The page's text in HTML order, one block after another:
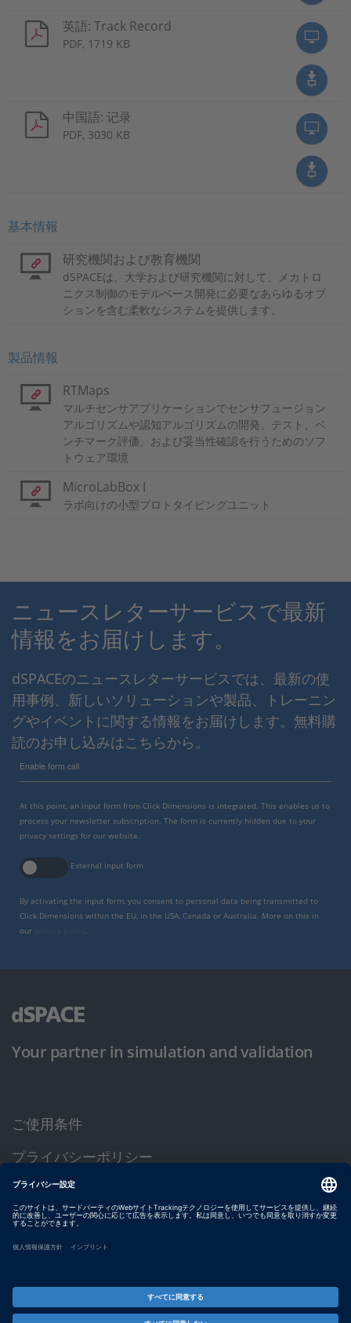
英語: Track Record
PDF, 1719 KB
中国語: 记录
PDF, 3030 KB
基本情報
研究機関および教育機関
dSPACEは、大学および研究機関に対して、メカトロ
ニクス制御のモデルベース開発に必要なあらゆるオプ
ションを含む柔軟なシステムを提供します。
製品情報
RTMaps
マルチセンサアプリケーションでセンサフュージョン
アルゴリズムや認知アルゴリズムの開発、テスト、ベ
ンチマーク評価、および妥当性確認を行うためのソフ
トウェア環境
MicroLabBox I
ラボ向けの小型プロトタイピングユニット
ニュースレターサービスで最新
情報をお届けします。
dSPACEのニュースレターサービスでは、最新の使
用事例、新しいソリューションや製品、トレーニン
グやイベントに関する情報をお届けします。無料購
読のお申し込みはこちらから。
Enable form call
At this point, an input form from Click Dimensions is integrated. This enables us to
process your newsletter subscription. The form is currently hidden due to your
privacy settings for our website.
External input form
By activating the input form, you consent to personal data being transmitted to
Click Dimensions within the EU, in the USA, Canada or Australia. More on this in
our
.
Your partner in simulation and validation
ご使用条件
プライバシーポリシー
約款
サイト運営会社情報